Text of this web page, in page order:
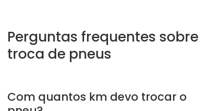
Perguntas frequentes sobre
troca de pneus
Com quantos km devo trocar o